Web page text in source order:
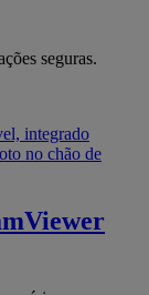
seguras.
integrado
no chão de